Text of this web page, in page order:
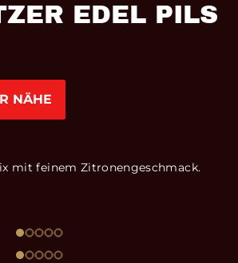
EDEL PILS
NÄHE
mit feinem Zitronengeschmack.